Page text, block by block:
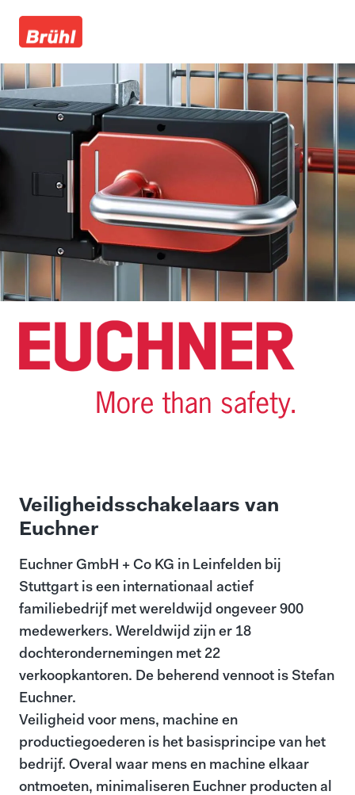
Veiligheidsschakelaars van
Euchner
Euchner GmbH + Co KG in Leinfelden bij
Stuttgart is een internationaal actief
familiebedrijf met wereldwijd ongeveer 900
medewerkers. Wereldwijd zijn er 18
dochterondernemingen met 22
verkoopkantoren. De beherend vennoot is Stefan
Euchner.
Veiligheid voor mens, machine en
productiegoederen is het basisprincipe van het
bedrijf. Overal waar mens en machine elkaar
ontmoeten, minimaliseren Euchner producten al